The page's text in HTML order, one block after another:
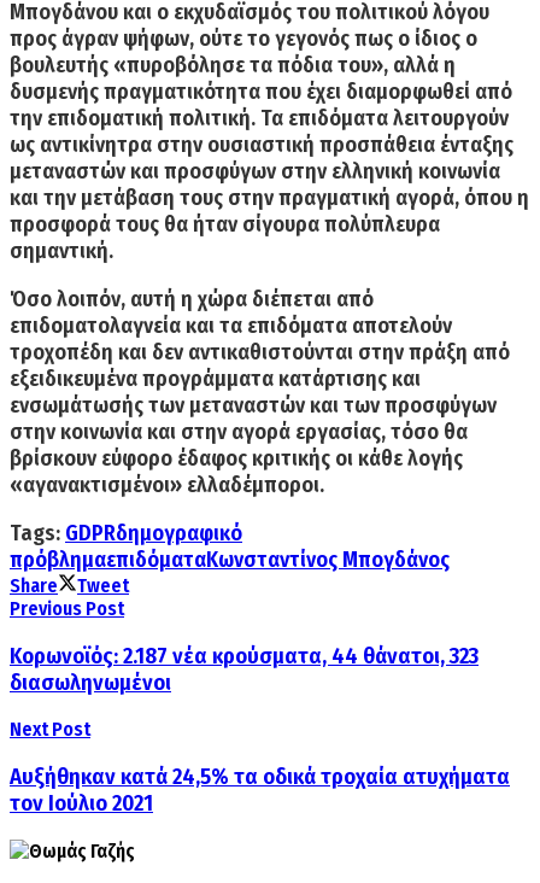
Μπογδάνουκαι ο εκχυδαϊσμός του πολιτικού λόγου
προς άγραν ψήφων, ούτε το γεγονός πως ο ίδιος ο
βουλευτής «πυροβόλησε τα πόδια του», αλλά η
δυσμενής πραγματικότητα που έχει διαμορφωθεί από
την επιδοματική πολιτική. Τα επιδόματα λειτουργούν
ως αντικίνητρα στην ουσιαστική προσπάθεια ένταξης
μεταναστών και προσφύγων στην ελληνική κοινωνία
και την μετάβαση τους στην πραγματική αγορά, όπου η
προσφορά τους θα ήταν σίγουρα πολύπλευρα
σημαντική.
Όσο λοιπόν, αυτή η χώρα διέπεται από
επιδοματολαγνείακαι τα επιδόματα αποτελούν
τροχοπέδη και δεν αντικαθιστούνται στην πράξη από
εξειδικευμένα προγράμματακατάρτισηςκαι
ενσωμάτωσής των μεταναστών και των προσφύγων
στην κοινωνία και στην αγορά εργασίας, τόσο θα
βρίσκουν εύφορο έδαφος κριτικής οι κάθε λογής
«αγανακτισμένοι» ελλαδέμποροι.
Tags: GDPRδημογραφικό
πρόβλημαεπιδόματαΚωνσταντίνος Μπογδάνος
Share
Tweet
Previous Post
Κορωνοϊός: 2.187 νέα κρούσματα, 44 θάνατοι, 323
διασωληνωμένοι
Next Post
Αυξήθηκαν κατά 24,5% τα οδικά τροχαία ατυχήματα
τον Ιούλιο 2021